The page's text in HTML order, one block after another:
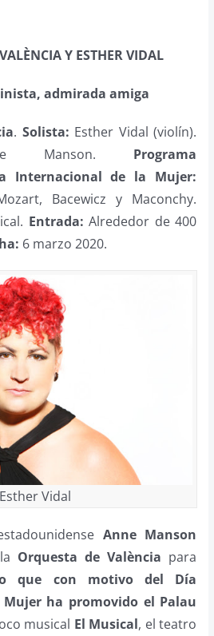
Y ESTHER VIDAL
admirada amiga
. Solista: Esther Vidal (violín).
Manson. Pro­gra­ma
Internacional de la Mujer:
Bacewicz y Maconchy.
Entra­da: Alre­de­dor de 400
6 marzo 2020.
Esther Vidal
Anne Manson
Orquesta de València para
que con motivo del Día
ha promovido el Palau
musical El Musical, el teatro